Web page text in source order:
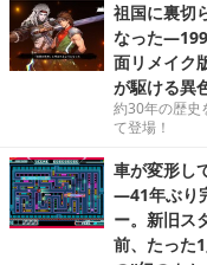
祖国に裏切
なった
面リメイク
が駆ける異
約30年の歴史
て登場！
車が変形し
―41年ぶり
ー。新旧ス
前、たった